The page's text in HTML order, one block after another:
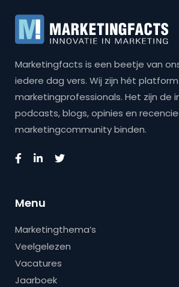
Marketingfacts is een beetje van
iedere dag vers. Wij zijn hét
marketingprofessionals. Het zijn de
podcasts, blogs, opinies en
marketingcommunity binden.
Menu
Marketingthema’s
Veelgelezen
Vacatures
Jaarboek